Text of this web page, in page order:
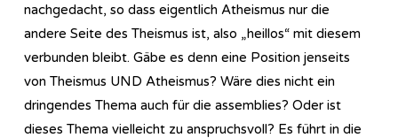
nachgedacht, so dass eigentlich Atheismus nur die
andere Seite des Theismus ist, also „heillos“ mit diesem
verbunden bleibt. Gäbe es denn eine Position jenseits
von Theismus UND Atheismus? Wäre dies nicht ein
dringendes Thema auch für die assemblies? Oder ist
dieses Thema vielleicht zu anspruchsvoll? Es führt in die